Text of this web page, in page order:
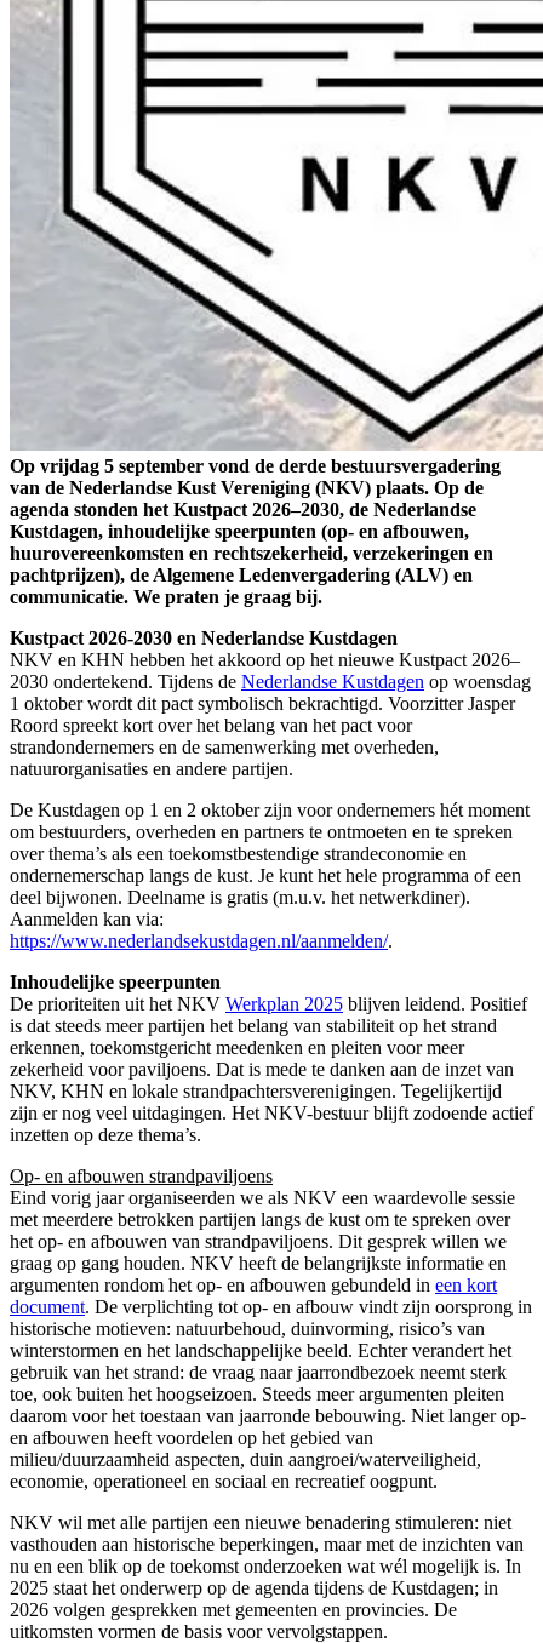
Op vrijdag 5 september vond de derde bestuursvergadering
van de Nederlandse Kust Vereniging (NKV) plaats. Op de
agenda stonden het Kustpact 2026–2030, de Nederlandse
Kustdagen, inhoudelijke speerpunten (op- en afbouwen,
huurovereenkomsten en rechtszekerheid, verzekeringen en
pachtprijzen), de Algemene Ledenvergadering (ALV) en
communicatie. We praten je graag bij.
Kustpact 2026-2030 en Nederlandse Kustdagen
NKV en KHN hebben het akkoord op het nieuwe Kustpact 2026–
2030 ondertekend. Tijdens de Nederlandse Kustdagen op woensdag
1 oktober wordt dit pact symbolisch bekrachtigd. Voorzitter Jasper
Roord spreekt kort over het belang van het pact voor
strandondernemers en de samenwerking met overheden,
natuurorganisaties en andere partijen.
De Kustdagen op 1 en 2 oktober zijn voor ondernemers hét moment
om bestuurders, overheden en partners te ontmoeten en te spreken
over thema’s als een toekomstbestendige strandeconomie en
ondernemerschap langs de kust. Je kunt het hele programma of een
deel bijwonen. Deelname is gratis (m.u.v. het netwerkdiner).
Aanmelden kan via:
https://www.nederlandsekustdagen.nl/aanmelden/.
Inhoudelijke speerpunten
De prioriteiten uit het NKV Werkplan 2025 blijven leidend. Positief
is dat steeds meer partijen het belang van stabiliteit op het strand
erkennen, toekomstgericht meedenken en pleiten voor meer
zekerheid voor paviljoens. Dat is mede te danken aan de inzet van
NKV, KHN en lokale strandpachtersverenigingen. Tegelijkertijd
zijn er nog veel uitdagingen. Het NKV-bestuur blijft zodoende actief
inzetten op deze thema’s.
Op- en afbouwen strandpaviljoens
Eind vorig jaar organiseerden we als NKV een waardevolle sessie
met meerdere betrokken partijen langs de kust om te spreken over
het op- en afbouwen van strandpaviljoens. Dit gesprek willen we
graag op gang houden. NKV heeft de belangrijkste informatie en
argumenten rondom het op- en afbouwen gebundeld in een kort
document. De verplichting tot op- en afbouw vindt zijn oorsprong in
historische motieven: natuurbehoud, duinvorming, risico’s van
winterstormen en het landschappelijke beeld. Echter verandert het
gebruik van het strand: de vraag naar jaarrondbezoek neemt sterk
toe, ook buiten het hoogseizoen. Steeds meer argumenten pleiten
daarom voor het toestaan van jaarronde bebouwing. Niet langer op-
en afbouwen heeft voordelen op het gebied van
milieu/duurzaamheid aspecten, duin aangroei/waterveiligheid,
economie, operationeel en sociaal en recreatief oogpunt.
NKV wil met alle partijen een nieuwe benadering stimuleren: niet
vasthouden aan historische beperkingen, maar met de inzichten van
nu en een blik op de toekomst onderzoeken wat wél mogelijk is. In
2025 staat het onderwerp op de agenda tijdens de Kustdagen; in
2026 volgen gesprekken met gemeenten en provincies. De
uitkomsten vormen de basis voor vervolgstappen.